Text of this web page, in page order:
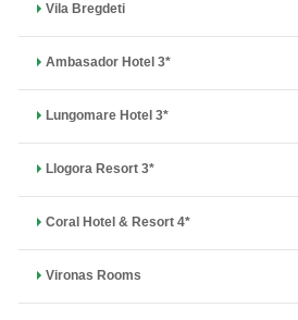
Vila Bregdeti
Ambasador Hotel 3*
Lungomare Hotel 3*
Llogora Resort 3*
Coral Hotel & Resort 4*
Vironas Rooms